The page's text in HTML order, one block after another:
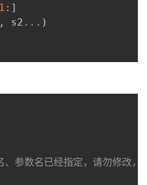
1 : ]
, s2 ... )
参数名已经指定，请勿修改，